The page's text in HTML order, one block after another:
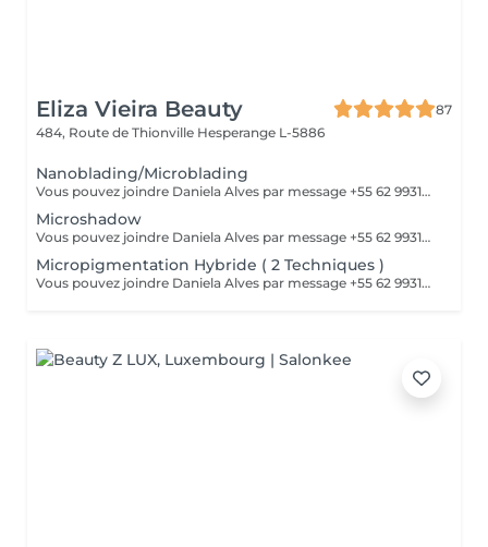
Eliza Vieira Beauty
87
484, Route de Thionville Hesperange L-5886
Nanoblading/Microblading
Vous pouvez joindre Daniela Alves par message +55 62 99310-0348 ou par téléphone 661898866
Microshadow
Vous pouvez joindre Daniela Alves par message +55 62 99310-0348 ou par téléphone 661898866
Micropigmentation Hybride ( 2 Techniques )
Vous pouvez joindre Daniela Alves par message +55 62 99310-0348 ou par téléphone 661898866